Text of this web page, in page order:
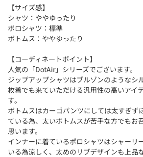
【サイズ感】
シャツ：ややゆったり
ポロシャツ：標準
ボトムス：ややゆったり
【コーディネートポイント】
人気の「DotAir」シリーズでございます。
ジップアップシャツはブルゾンのようなシ
枚着でも来ていただける汎用性の高いアイ
す。
ボトムスはカーゴパンツにしては太すぎず
ている為、太いボトムスが苦手な方でもお
思います。
インナーに着ているポロシャツはシャーリ
いる為涼しく、太めのリブデザインも上品